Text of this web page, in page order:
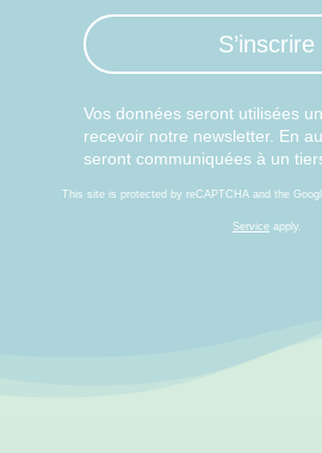
S’inscrire
Vos données seront utilisées
recevoir notre newsletter. En
seront communiquées à un
This site is protected by reCAPTCHA and the
Serviceapply.